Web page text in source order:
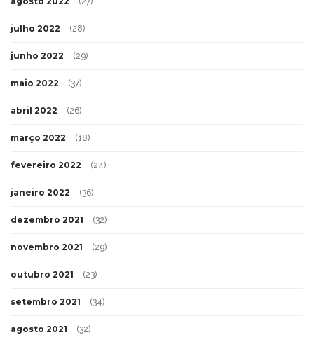
julho 2022 (28)
junho 2022 (29)
maio 2022 (37)
abril 2022 (26)
março 2022 (18)
fevereiro 2022 (24)
janeiro 2022 (36)
dezembro 2021 (32)
novembro 2021 (29)
outubro 2021 (23)
setembro 2021 (34)
agosto 2021 (32)